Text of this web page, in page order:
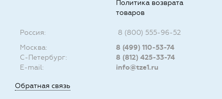
Политика возврата
товаров
Россия:
8 (800) 555-96-52
Москва:
8 (499) 110-53-74
С-Петербург:
8 (812) 425-33-74
E-mail:
info@tze1.ru
Обратная связь